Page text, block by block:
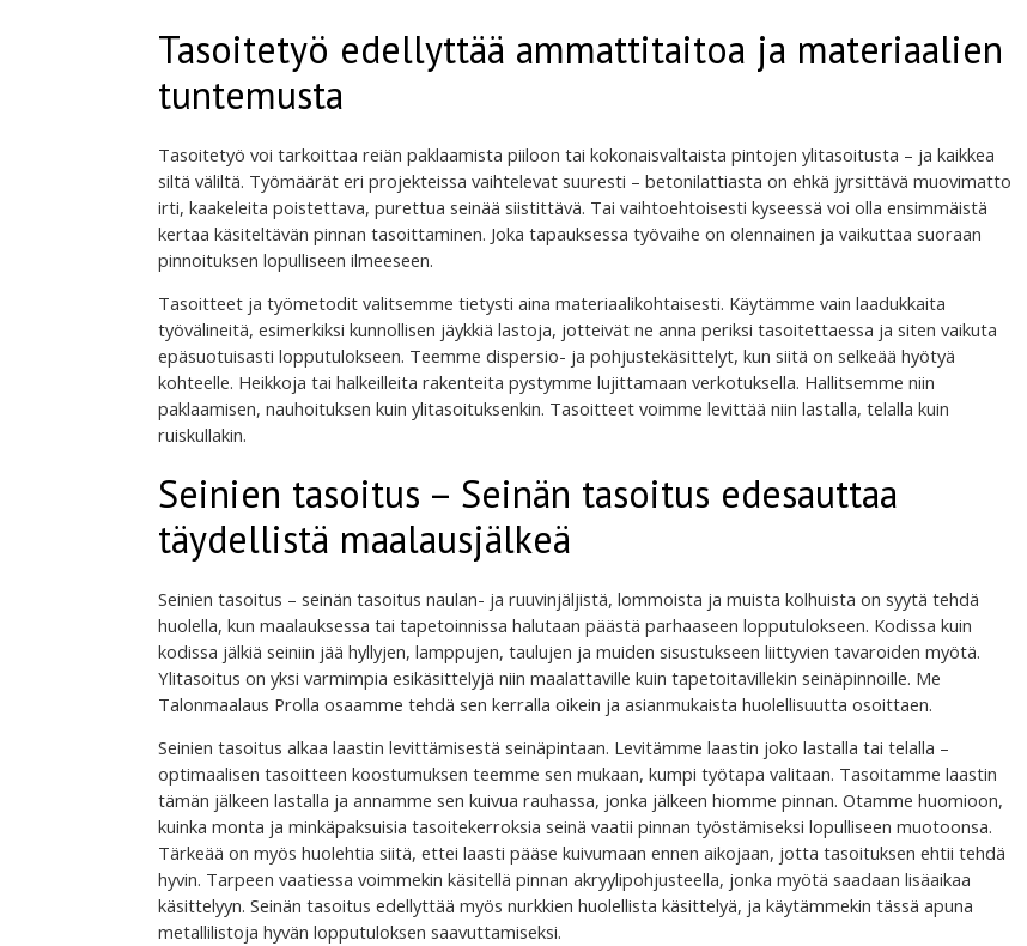
Tasoitetyö edellyttää ammattitaitoa ja materiaalien
tuntemusta
Tasoitetyö voi tarkoittaa reiän paklaamista piiloon tai kokonaisvaltaista pintojen ylitasoitusta – ja kaikkea
siltä väliltä. Työmäärät eri projekteissa vaihtelevat suuresti – betonilattiasta on ehkä jyrsittävä muovimatto
irti, kaakeleita poistettava, purettua seinää siistittävä. Tai vaihtoehtoisesti kyseessä voi olla ensimmäistä
kertaa käsiteltävän pinnan tasoittaminen. Joka tapauksessa työvaihe on olennainen ja vaikuttaa suoraan
pinnoituksen lopulliseen ilmeeseen.
Tasoitteet ja työmetodit valitsemme tietysti aina materiaalikohtaisesti. Käytämme vain laadukkaita
työvälineitä, esimerkiksi kunnollisen jäykkiä lastoja, jotteivät ne anna periksi tasoitettaessa ja siten vaikuta
epäsuotuisasti lopputulokseen. Teemme dispersio- ja pohjustekäsittelyt, kun siitä on selkeää hyötyä
kohteelle. Heikkoja tai halkeilleita rakenteita pystymme lujittamaan verkotuksella. Hallitsemme niin
paklaamisen, nauhoituksen kuin ylitasoituksenkin. Tasoitteet voimme levittää niin lastalla, telalla kuin
ruiskullakin.
Seinien tasoitus – Seinän tasoitus edesauttaa
täydellistä maalausjälkeä
Seinien tasoitus – seinän tasoitus naulan- ja ruuvinjäljistä, lommoista ja muista kolhuista on syytä tehdä
huolella, kun maalauksessa tai tapetoinnissa halutaan päästä parhaaseen lopputulokseen. Kodissa kuin
kodissa jälkiä seiniin jää hyllyjen, lamppujen, taulujen ja muiden sisustukseen liittyvien tavaroiden myötä.
Ylitasoitus on yksi varmimpia esikäsittelyjä niin maalattaville kuin tapetoitavillekin seinäpinnoille. Me
Talonmaalaus Prolla osaamme tehdä sen kerralla oikein ja asianmukaista huolellisuutta osoittaen.
Seinien tasoitus alkaa laastin levittämisestä seinäpintaan. Levitämme laastin joko lastalla tai telalla –
optimaalisen tasoitteen koostumuksen teemme sen mukaan, kumpi työtapa valitaan. Tasoitamme laastin
tämän jälkeen lastalla ja annamme sen kuivua rauhassa, jonka jälkeen hiomme pinnan. Otamme huomioon,
kuinka monta ja minkäpaksuisia tasoitekerroksia seinä vaatii pinnan työstämiseksi lopulliseen muotoonsa.
Tärkeää on myös huolehtia siitä, ettei laasti pääse kuivumaan ennen aikojaan, jotta tasoituksen ehtii tehdä
hyvin. Tarpeen vaatiessa voimmekin käsitellä pinnan akryylipohjusteella, jonka myötä saadaan lisäaikaa
käsittelyyn. Seinän tasoitus edellyttää myös nurkkien huolellista käsittelyä, ja käytämmekin tässä apuna
metallilistoja hyvän lopputuloksen saavuttamiseksi.